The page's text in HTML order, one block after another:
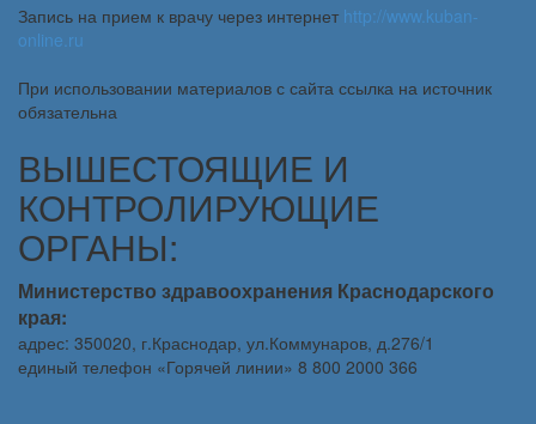
Запись на прием к врачу через интернет http://www.kuban-
online.ru
При использовании материалов с сайта ссылка на источник
обязательна
ВЫШЕСТОЯЩИЕ И
КОНТРОЛИРУЮЩИЕ
ОРГАНЫ:
Министерство здравоохранения Краснодарского
края:
адрес: 350020, г.Краснодар, ул.Коммунаров, д.276/1
единый телефон «Горячей линии» 8 800 2000 366